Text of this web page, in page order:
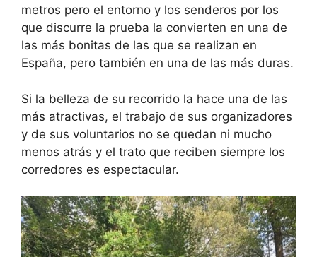
metros pero el entorno y los senderos por los
que discurre la prueba la convierten en una de
las más bonitas de las que se realizan en
España, pero también en una de las más duras.
Si la belleza de su recorrido la hace una de las
más atractivas, el trabajo de sus organizadores
y de sus voluntarios no se quedan ni mucho
menos atrás y el trato que reciben siempre los
corredores es espectacular.